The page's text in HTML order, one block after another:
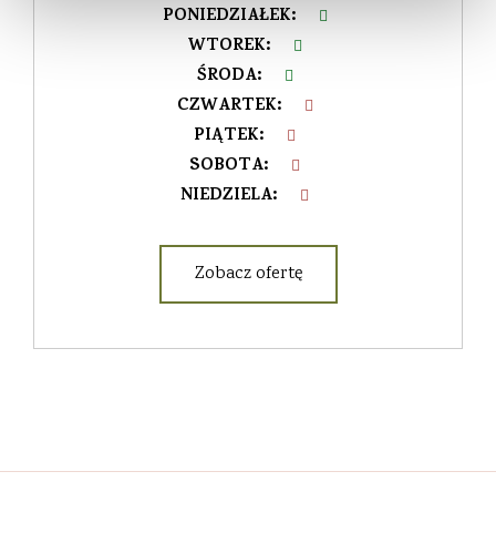
PONIEDZIAŁEK:
WTOREK:
ŚRODA:
CZWARTEK:
PIĄTEK:
SOBOTA:
NIEDZIELA:
Zobacz ofertę